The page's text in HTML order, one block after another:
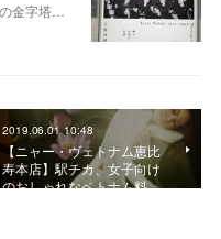
金字塔…
2019.06.01 10:48
【ニャー・ヴェトナム恵比
寿本店】駅チカ、女子向け
のおしゃれなベトナム料…